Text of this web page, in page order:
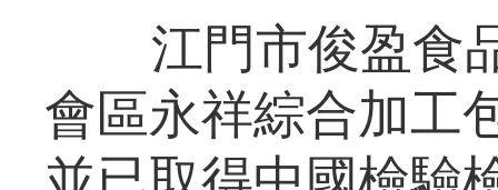
江門市俊盈食品
會區永祥綜合加工